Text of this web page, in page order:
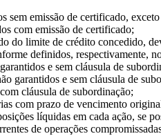
sem emissão de certificado,
com emissão de certificado;
do limite de crédito concedido,
definidos, respectivamente,
e sem cláusula de
garantidos e sem cláusula de
cláusula de subordinação;
com prazo de vencimento
líquidas em cada ação, se
de operações